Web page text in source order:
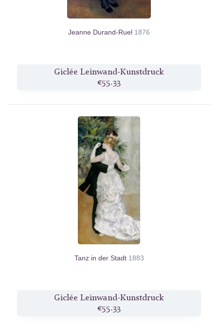
Jeanne Durand-Ruel 1876
Giclée Leinwand-Kunstdruck
€55.33
Tanz in der Stadt 1883
Giclée Leinwand-Kunstdruck
€55.33